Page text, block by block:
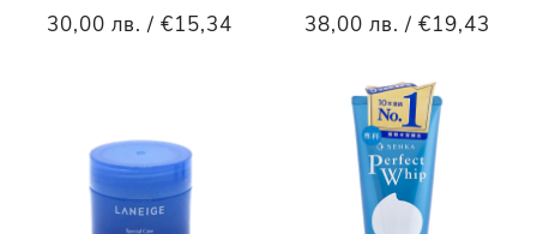
30,00 лв. / €15,34 38,00 лв. / €19,43